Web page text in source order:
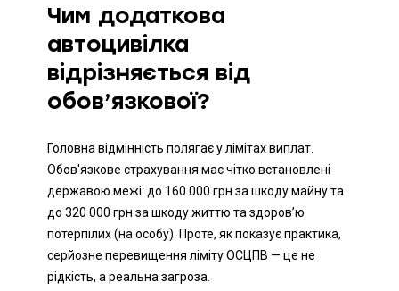
Чим додаткова
автоцивілка
відрізняється від
обов’язкової?
Головна відмінність полягає у лімітах виплат.
Обов'язкове страхування має чітко встановлені
державою межі: до 160 000 грн за шкоду майну та
до 320 000 грн за шкоду життю та здоров’ю
потерпілих (на особу). Проте, як показує практика,
серйозне перевищення ліміту ОСЦПВ — це не
рідкість, а реальна загроза.